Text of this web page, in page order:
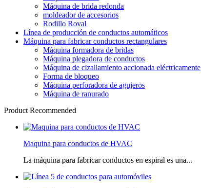
Máquina de brida redonda
moldeador de accesorios
Rodillo Roval
Línea de producción de conductos automáticos
Máquina para fabricar conductos rectangulares
Máquina formadora de bridas
Máquina plegadora de conductos
Máquina de cizallamiento accionada eléctricamente
Forma de bloqueo
Máquina perforadora de agujeros
Máquina de ranurado
Product Recommended
Maquina para conductos de HVAC
La máquina para fabricar conductos en espiral es una...